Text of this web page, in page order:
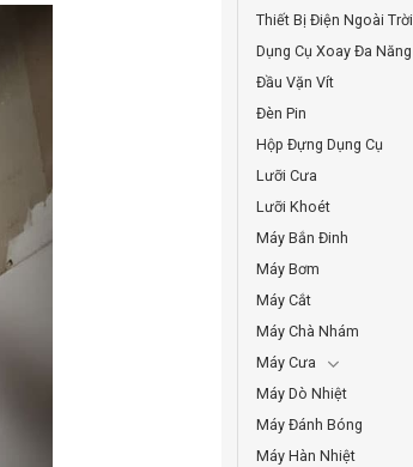
Thiết Bị Điện Ngoài Trời
Dụng Cụ Xoay Đa Năng
Đầu Vặn Vít
Đèn Pin
Hộp Đựng Dụng Cụ
Lưỡi Cưa
Lưỡi Khoét
Máy Bắn Đinh
Máy Bơm
Máy Cắt
Máy Chà Nhám
Máy Cưa
Máy Dò Nhiệt
Máy Đánh Bóng
Máy Hàn Nhiệt